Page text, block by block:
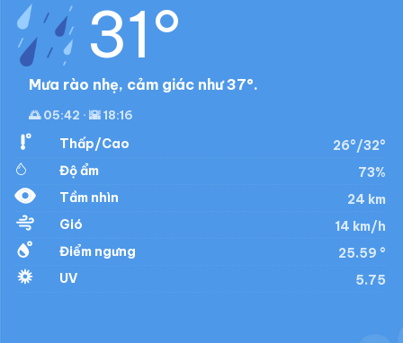
31°
Mưa rào nhẹ, cảm giác như 37°.
🌅 05:42 · 🌇 18:16
Thấp/Cao
26°/32°
Độ ẩm
73%
Tầm nhìn
24 km
Gió
14 km/h
Điểm ngưng
25.59 °
UV
5.75